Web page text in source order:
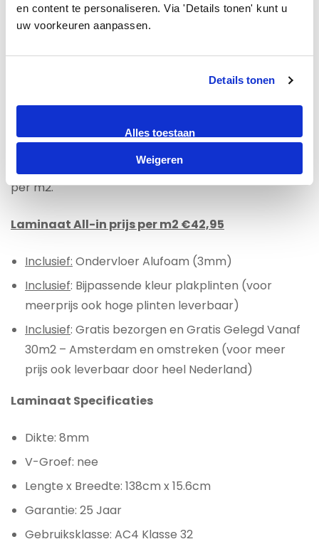
en content te personaliseren. Via 'Details tonen' kunt u
uw voorkeuren aanpassen.
Details tonen
Alles toestaan
Weigeren
tegen water bestand.
Voor appartementen meteen betonnen ondergrond
en met onderburen adviseren wij u een
geluiddempende ondervloer te kiezen met een 10DB
certificaat. Hiervoor geldt een meerprijs van €4.00
per m2.
Laminaat All-in prijs per m2 €42,95
Inclusief: Ondervloer Alufoam (3mm)
Inclusief: Bijpassende kleur plakplinten (voor
meerprijs ook hoge plinten leverbaar)
Inclusief: Gratis bezorgen en Gratis Gelegd Vanaf
30m2 – Amsterdam en omstreken (voor meer
prijs ook leverbaar door heel Nederland)
Laminaat Specificaties
Dikte: 8mm
V-Groef: nee
Lengte x Breedte: 138cm x 15.6cm
Garantie: 25 Jaar
Gebruiksklasse: AC4 Klasse 32